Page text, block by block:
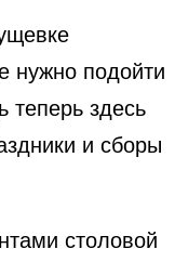
нужно подойти
теперь здесь
и сборы
столовой